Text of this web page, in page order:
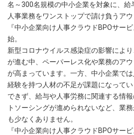
名～300名規模の中小企業を対象に、
人事業務をワンストップで請け負うア
『中小企業向け人事クラウドBPOサー
始。
新型コロナウイルス感染症の影響によ
が進む中、ペーパーレス化や業務のア
が高まっています。一方、中小企業で
経験を持つ人材の不足が課題になって
できず、給与や人事労務に関連する情
トソーシングが進められないなど、業
も少なくありません。
『中小企業向け人事クラウドBPOサー